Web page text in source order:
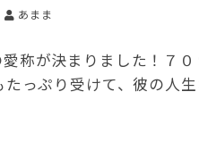
あまま
称が決まりました！７０
っぷり受けて、彼の人